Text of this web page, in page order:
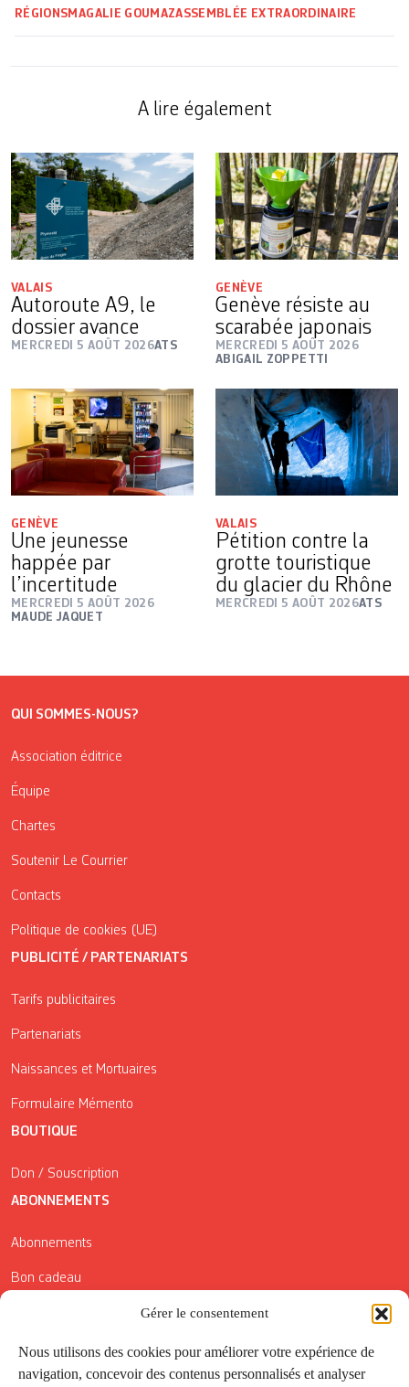
Gérer le consentement
Nous utilisons des cookies pour améliorer votre expérience de
navigation, concevoir des contenus personnalisés et analyser
RÉGIONS MAGALIE GOUMAZASSEMBLÉE EXTRAORDINAIRE
A lire également
VALAIS
Autoroute A9, le
dossier avance
MERCREDI 5 AOÛT 2026ATS
GENÈVE
Genève résiste au
scarabée japonais
MERCREDI 5 AOÛT 2026
ABIGAIL ZOPPETTI
GENÈVE
Une jeunesse
happée par
l’incertitude
MERCREDI 5 AOÛT 2026
MAUDE JAQUET
VALAIS
Pétition contre la
grotte touristique
du glacier du Rhône
MERCREDI 5 AOÛT 2026ATS
QUI SOMMES-NOUS?
Association éditrice
Équipe
Chartes
Soutenir Le Courrier
Contacts
Politique de cookies (UE)
PUBLICITÉ / PARTENARIATS
Tarifs publicitaires
Partenariats
Naissances et Mortuaires
Formulaire Mémento
BOUTIQUE
Don / Souscription
ABONNEMENTS
Abonnements
Bon cadeau
Conditions générales de vente
Réductions de la Carte Côté Courrier
Application